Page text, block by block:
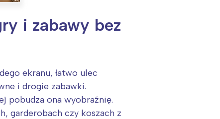
i zabawy bez
ekranu, łatwo ulec
i drogie zabawki.
pobudza ona wyobraźnię.
garderobach czy koszach z